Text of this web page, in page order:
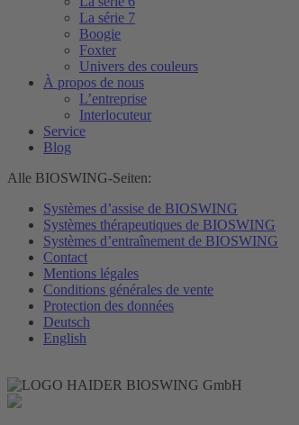
La série 7
Boogie
Foxter
Univers des couleurs
À propos de nous
L’entreprise
Interlocuteur
Service
Blog
Alle BIOSWING-Seiten:
Systèmes d’assise de BIOSWING
Systèmes thérapeutiques de BIOSWING
Systèmes d’entraînement de BIOSWING
Contact
Mentions légales
Conditions générales de vente
Protection des données
Deutsch
English